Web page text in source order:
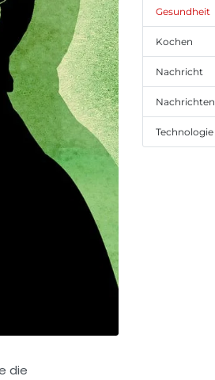
die
Gesundheit
Kochen
Nachricht
Nachrichten
Technologie